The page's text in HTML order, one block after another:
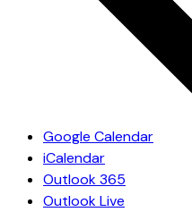
Google Calendar
iCalendar
Outlook 365
Outlook Live